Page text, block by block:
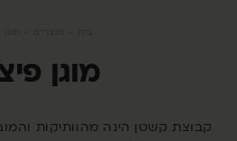
מוגן
קבוצת קשטן הינה מהוותיקות